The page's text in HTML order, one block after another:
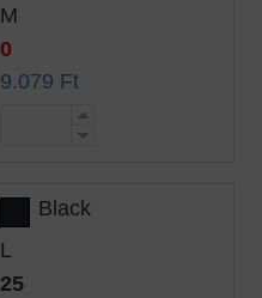
M
0
9.079 Ft
Black
L
25